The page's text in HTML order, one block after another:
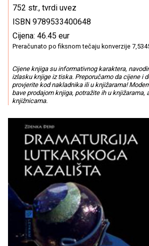
752 str., tvrdi uvez
ISBN 9789533400648
Cijena: 46.45 eur
Preračunato po fiksnom tečaju konverzije
Cijene knjiga su informativnog karaktera,
izlasku knjige iz tiska. Preporučamo da cijene i
provjerite kod nakladnika ili u knjižarama!
bave prodajom knjiga, potražite ih u knjižarama,
knjižnicama.